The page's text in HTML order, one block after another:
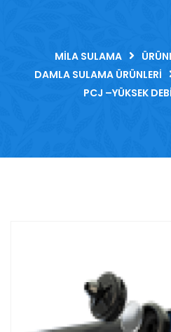
MILA SULAMA
DAMLA SULAMA ÜRÜNLERI
PCJ –YÜKSEK